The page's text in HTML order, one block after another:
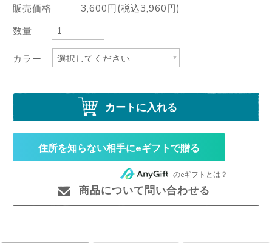
販売価格
3,600円(税込3,960円)
数量
カラー
カートに入れる
住所を知らない相手にeギフトで贈る
のeギフトとは？
商品について問い合わせる